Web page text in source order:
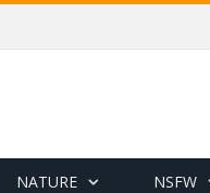
NATURE NSFW